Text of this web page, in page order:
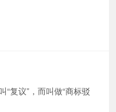
复议”，而叫做“商标驳